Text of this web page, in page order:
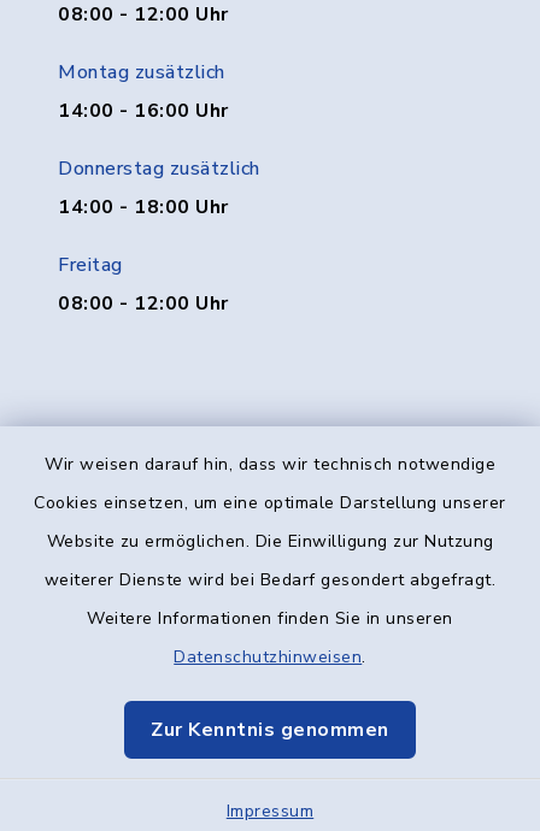
Wir weisen darauf hin, dass wir technisch notwendige
Cookies einsetzen, um eine optimale Darstellung unserer
Website zu ermöglichen. Die Einwilligung zur Nutzung
weiterer Dienste wird bei Bedarf gesondert abgefragt.
Weitere Informationen finden Sie in unseren
Datenschutzhinweisen.
Zur Kenntnis genommen
Impressum
08:00 - 12:00 Uhr
Montag zusätzlich
14:00 - 16:00 Uhr
Donnerstag zusätzlich
14:00 - 18:00 Uhr
Freitag
08:00 - 12:00 Uhr
Kontakt
Datenschutz
Elektronische Kommunikation
Sitemap